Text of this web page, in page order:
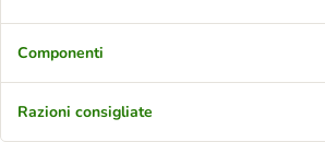
Componenti
Razioni consigliate